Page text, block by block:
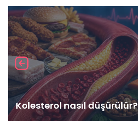
Kolesterol nasıl düşürülür?